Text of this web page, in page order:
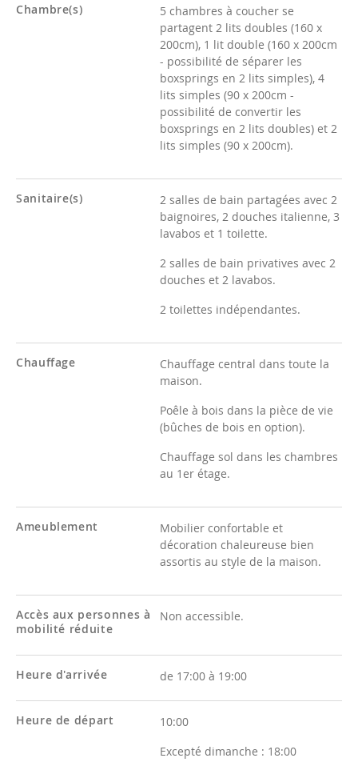
Chambre(s)
5 chambres à coucher se
partagent 2 lits doubles (160 x
200cm), 1 lit double (160 x 200cm
- possibilité de séparer les
boxsprings en 2 lits simples), 4
lits simples (90 x 200cm -
possibilité de convertir les
boxsprings en 2 lits doubles) et 2
lits simples (90 x 200cm).
Sanitaire(s)
2 salles de bain partagées avec 2
baignoires, 2 douches italienne, 3
lavabos et 1 toilette.
2 salles de bain privatives avec 2
douches et 2 lavabos.
2 toilettes indépendantes.
Chauffage
Chauffage central dans toute la
maison.
Poêle à bois dans la pièce de vie
(bûches de bois en option).
Chauffage sol dans les chambres
au 1er étage.
Ameublement
Mobilier confortable et
décoration chaleureuse bien
assortis au style de la maison.
Accès aux personnes à
mobilité réduite
Non accessible.
Heure d'arrivée de 17:00 à 19:00
Heure de départ
10:00
Excepté dimanche : 18:00